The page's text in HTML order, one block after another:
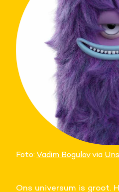
Foto: Vadim Bogulovvia
Ons universum is groot.